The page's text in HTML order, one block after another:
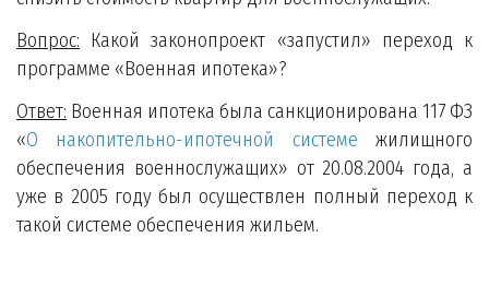
Вопрос: Какой законопроект «запустил» переход к
программе «Военная ипотека»?
Ответ: Военная ипотека была санкционирована 117 ФЗ
«О накопительно-ипотечной системе жилищного
обеспечения военнослужащих» от 20.08.2004 года, а
уже в 2005 году был осуществлен полный переход к
такой системе обеспечения жильем.